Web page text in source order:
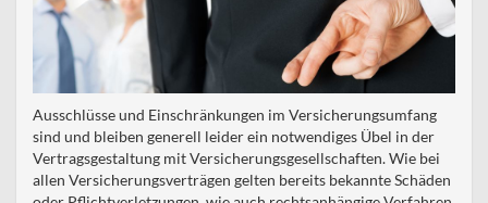
Ausschlüsse und Einschränkungen im Versicherungsumfang
sind und bleiben generell leider ein notwendiges Übel in der
Vertragsgestaltung mit Versicherungsgesellschaften. Wie bei
allen Versicherungsverträgen gelten bereits bekannte Schäden